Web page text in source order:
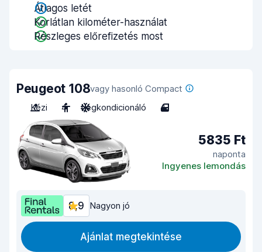
Átlagos letét
Korlátlan kilométer-használat
Részleges előrefizetés most
Peugeot 108vagy hasonló Compact
Kézi
4 Légkondicionáló 4
5835 Ft
naponta
Ingyenes lemondás
8,9 Nagyon jó
Ajánlat megtekintése